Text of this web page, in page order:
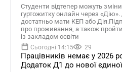
Студенти відтепер можуть
гуртожитку онлайн через
достатньо мати КЕП або
про проживання, а також
із закладом освіти
Сьогодні 14:15 29
Працівників немає у 2026
Додаток Д1 до нової єдиної